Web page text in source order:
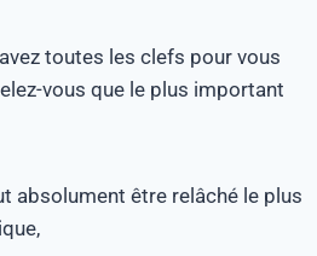
toutes les clefs pour vous
vous que le plus important
absolument être relâché le plus